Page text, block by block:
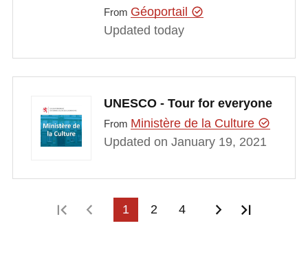
From Géoportail
Updated today
UNESCO - Tour for everyone
From Ministère de la Culture
Updated on January 19, 2021
First pagePrevious page
1 2 4 Next page